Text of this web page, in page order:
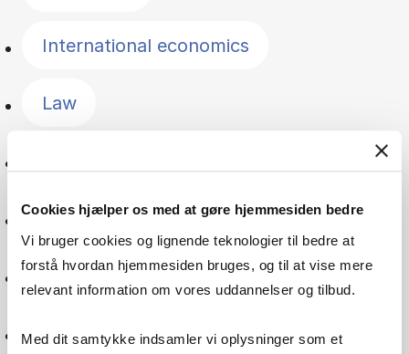
Cookies hjælper os med at gøre hjemmesiden bedre
Vi bruger cookies og lignende teknologier til bedre at
forstå hvordan hjemmesiden bruges, og til at vise mere
relevant information om vores uddannelser og tilbud.
Med dit samtykke indsamler vi oplysninger som et
International economics
Law
The Nordic countries
Public sector
Organisation